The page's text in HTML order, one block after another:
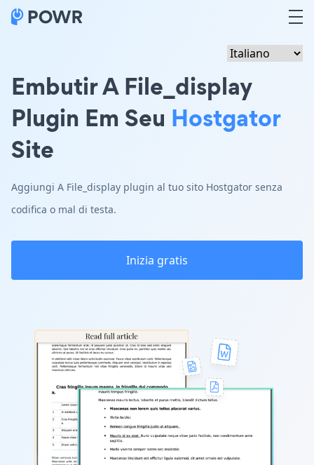
Embutir A File_display
Plugin Em Seu Hostgator
Site
Aggiungi A File_display plugin al tuo sito Hostgator senza
codifica o mal di testa.
Inizia gratis